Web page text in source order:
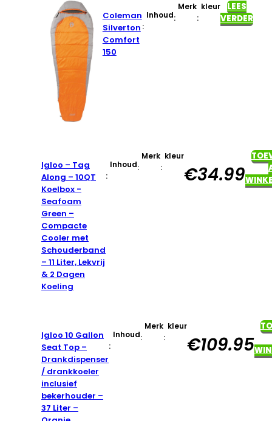
Coleman
Silverton
Comfort
150
Inhoud
:
Merk
:
kleur
:
LEES
VERDER
Igloo – Tag
Along – 10QT
Koelbox -
Seafoam
Green –
Compacte
Cooler met
Schouderband
– 11 Liter, Lekvrij
& 2 Dagen
Koeling
Inhoud
:
Merk
:
kleur
:
€34.99
Igloo 10 Gallon
Seat Top –
Drankdispenser
/ drankkoeler
inclusief
bekerhouder –
37 Liter –
Inhoud
:
Merk
:
kleur
:
€109.95